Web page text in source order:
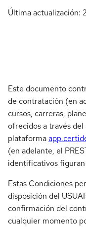
Última actualización:
Este documento
de contratación (en
cursos, carreras,
ofrecidos a través
plataforma
(en adelante, el
identificativos
Estas Condiciones
disposición del
confirmación del
cualquier momento